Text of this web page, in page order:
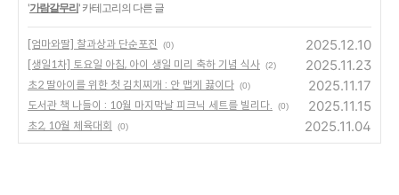
'가람갈무리' 카테고리의 다른 글
[엄마와딸] 찰과상과 단순포진 (0) 2025.12.10
[생일1차] 토요일 아침, 아이 생일 미리 축하 기념 식사 (2) 2025.11.23
초2 딸아이를 위한 첫 김치찌개 : 안 맵게 끓이다 (0) 2025.11.17
도서관 책 나들이 : 10월 마지막날 피크닉 세트를 빌리다. (0) 2025.11.15
초2, 10월 체육대회 (0) 2025.11.04